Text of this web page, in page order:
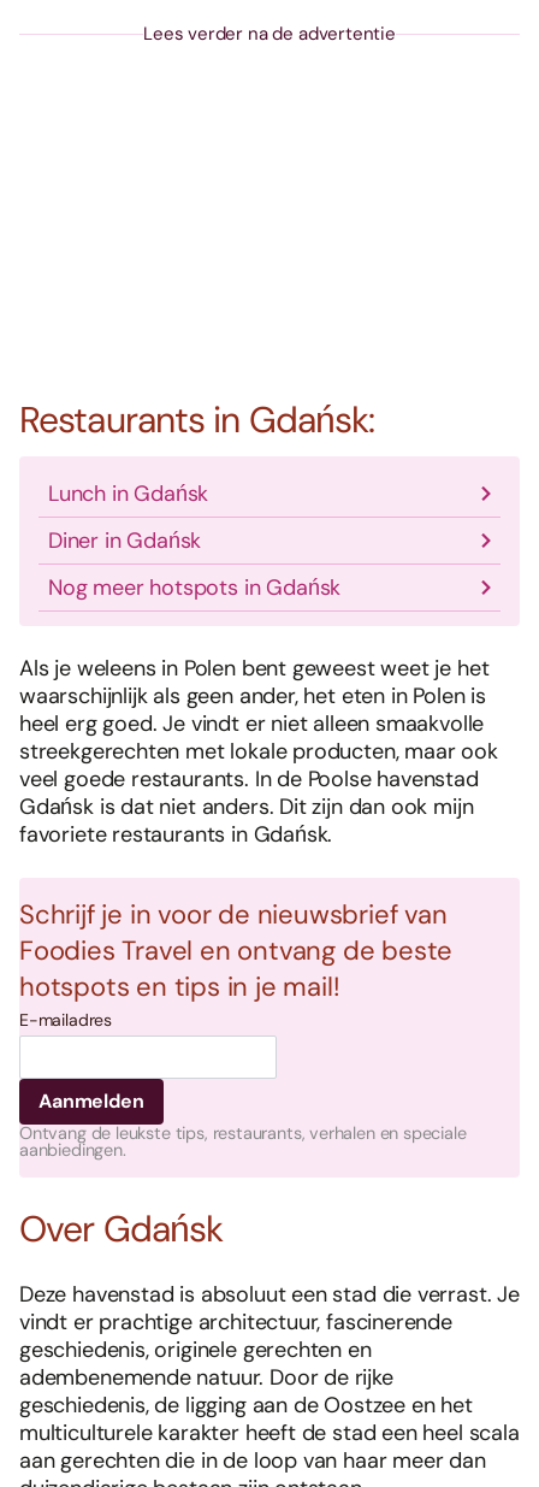
Lees verder na de advertentie
Restaurants in Gdańsk:
Lunch in Gdańsk
Diner in Gdańsk
Nog meer hotspots in Gdańsk
Als je weleens in Polen bent geweest weet je het
waarschijnlijk als geen ander, het eten in Polen is
heel erg goed. Je vindt er niet alleen smaakvolle
streekgerechten met lokale producten, maar ook
veel goede restaurants. In de Poolse havenstad
Gdańsk is dat niet anders. Dit zijn dan ook mijn
favoriete restaurants in Gdańsk.
Schrijf je in voor de nieuwsbrief van
Foodies Travel en ontvang de beste
hotspots en tips in je mail!
E-mailadres
Ontvang de leukste tips, restaurants, verhalen en speciale
aanbiedingen.
Over Gdańsk
Deze havenstad is absoluut een stad die verrast. Je
vindt er prachtige architectuur, fascinerende
geschiedenis, originele gerechten en
adembenemende natuur. Door de rijke
geschiedenis, de ligging aan de Oostzee en het
multiculturele karakter heeft de stad een heel scala
aan gerechten die in de loop van haar meer dan